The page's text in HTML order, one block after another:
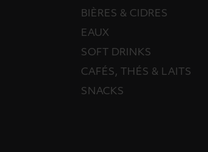
BIÈRES & CIDRES
EAUX
SOFT DRINKS
CAFÉS, THÉS & LAITS
SNACKS